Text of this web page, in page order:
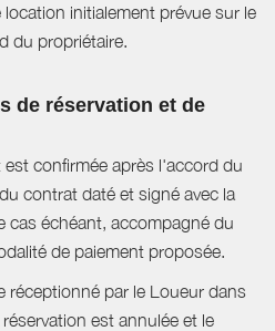
location initialement prévue sur le
du propriétaire.
de réservation et de
confirmée après l'accord du
contrat daté et signé avec la
cas échéant, accompagné du
de paiement proposée.
réceptionné par le Loueur dans
est annulée et le